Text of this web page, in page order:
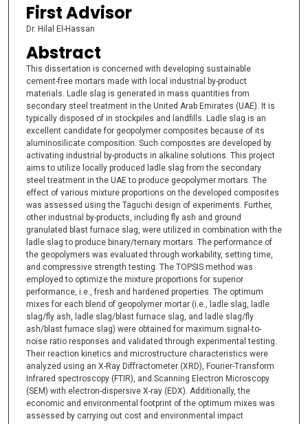
First Advisor
Dr. Hilal El-Hassan
Abstract
This dissertation is concerned with developing sustainable
cement-free mortars made with local industrial by-product
materials. Ladle slag is generated in mass quantities from
secondary steel treatment in the United Arab Emirates (UAE). It is
typically disposed of in stockpiles and landfills. Ladle slag is an
excellent candidate for geopolymer composites because of its
aluminosilicate composition. Such composites are developed by
activating industrial by-products in alkaline solutions. This project
aims to utilize locally produced ladle slag from the secondary
steel treatment in the UAE to produce geopolymer mortars. The
effect of various mixture proportions on the developed composites
was assessed using the Taguchi design of experiments. Further,
other industrial by-products, including fly ash and ground
granulated blast furnace slag, were utilized in combination with the
ladle slag to produce binary/ternary mortars. The performance of
the geopolymers was evaluated through workability, setting time,
and compressive strength testing. The TOPSIS method was
employed to optimize the mixture proportions for superior
performance, i.e., fresh and hardened properties. The optimum
mixes for each blend of geopolymer mortar (i.e., ladle slag, ladle
slag/fly ash, ladle slag/blast furnace slag, and ladle slag/fly
ash/blast furnace slag) were obtained for maximum signal-to-
noise ratio responses and validated through experimental testing.
Their reaction kinetics and microstructure characteristics were
analyzed using an X-Ray Diffractometer (XRD), Fourier-Transform
Infrared spectroscopy (FTIR), and Scanning Electron Microscopy
(SEM) with electron-dispersive X-ray (EDX). Additionally, the
economic and environmental footprint of the optimum mixes was
assessed by carrying out cost and environmental impact